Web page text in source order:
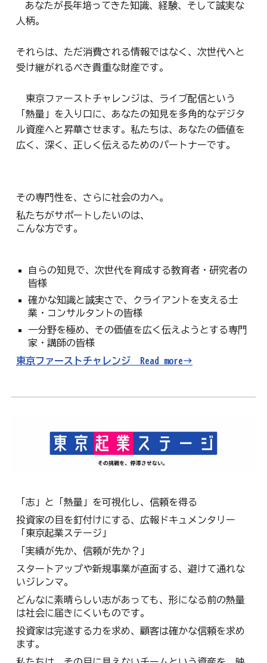
あなたが長年培ってきた知識、経験、そして誠実な
人柄。
それらは、ただ消費される情報ではなく、次世代へと
受け継がれるべき貴重な財産です。
東京ファーストチャレンジは、ライブ配信という
「熱量」を入り口に、あなたの知見を多角的なデジタ
ル資産へと昇華させます。私たちは、あなたの価値を
広く、深く、正しく伝えるためのパートナーです。
その専門性を、さらに社会の力へ。
私たちがサポートしたいのは、
こんな方です。
自らの知見で、次世代を育成する教育者・研究者の
皆様
確かな知識と誠実さで、クライアントを支える士
業・コンサルタントの皆様
一分野を極め、その価値を広く伝えようとする専門
家・講師の皆様
東京ファーストチャレンジ Read more→
「志」と「熱量」を可視化し、信頼を得る
投資家の目を釘付けにする、広報ドキュメンタリー
「東京起業ステージ」
「実績が先か、信頼が先か？」
スタートアップや新規事業が直面する、避けて通れな
いジレンマ。
どんなに素晴らしい志があっても、形になる前の熱量
は社会に届きにくいものです。
投資家は完遂する力を求め、顧客は確かな信頼を求め
ます。